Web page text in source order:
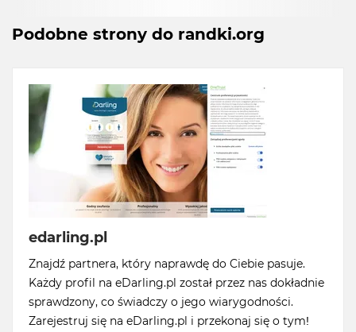
Podobne strony do randki.org
edarling.pl
Znajdź partnera, który naprawdę do Ciebie pasuje.
Każdy profil na eDarling.pl został przez nas dokładnie
sprawdzony, co świadczy o jego wiarygodności.
Zarejestruj się na eDarling.pl i przekonaj się o tym!